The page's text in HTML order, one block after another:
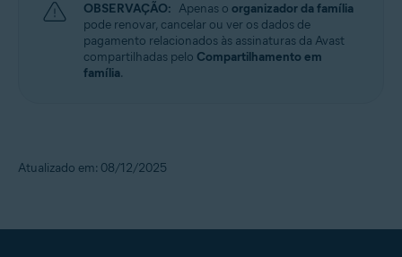
OBSERVAÇÃO: Apenas o organizador da família
pode renovar, cancelar ou ver os dados de
pagamento relacionados às assinaturas da Avast
compartilhadas pelo Compartilhamento em
família.
Atualizado em: 08/12/2025